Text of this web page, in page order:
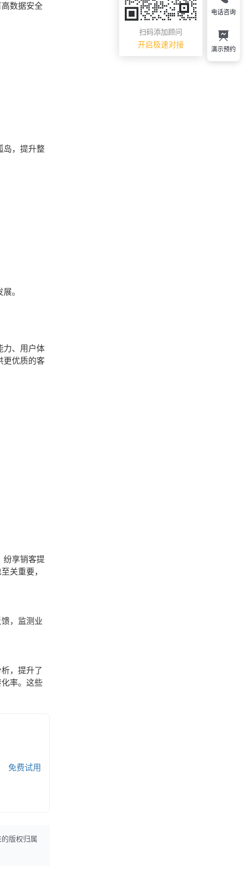
数据安全
岛，提升整
。
力、用户体
更优质的客
纷享销客提
关重要，
，监测业
，提升了
率。这些
免费试用
版权归属
扫码添加顾问
开启极速对接
电话咨询
演示预约